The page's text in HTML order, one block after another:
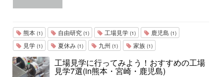
熊本 (1) 自由研究 (1) 工場見学 (1) 鹿児島 (1)
見学 (1) 夏休み (1) 九州 (1) 家族 (1)
工場見学に行ってみよう！おすすめの工場
見学7選(in熊本・宮崎・鹿児島)